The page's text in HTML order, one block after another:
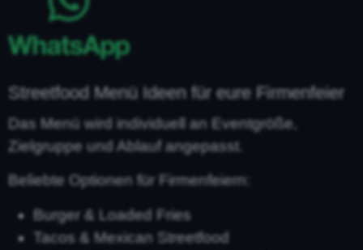
Streetfood Menü Ideen für eure Firmenfeier
Das Menü wird individuell an Eventgröße,
Zielgruppe und Ablauf angepasst.
Beliebte Optionen für Firmenfeiern:
Burger & Loaded Fries
Tacos & Mexican Streetfood